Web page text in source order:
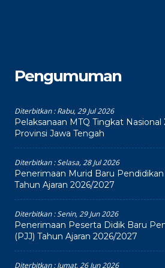
Pengumuman
Diterbitkan :Rabu, 29 Jul 2026
Pelaksanaan MTQ Tingkat Nasional
Provinsi Jawa Tengah
Diterbitkan :Selasa, 28 Jul 2026
Penerimaan Murid Baru Pendidikan
Tahun Ajaran 2026/2027
Diterbitkan :Senin, 29 Jun 2026
Penerimaan Peserta Didik Baru
(PJJ) Tahun Ajaran 2026/2027
Diterbitkan :Jumat, 26 Jun 2026